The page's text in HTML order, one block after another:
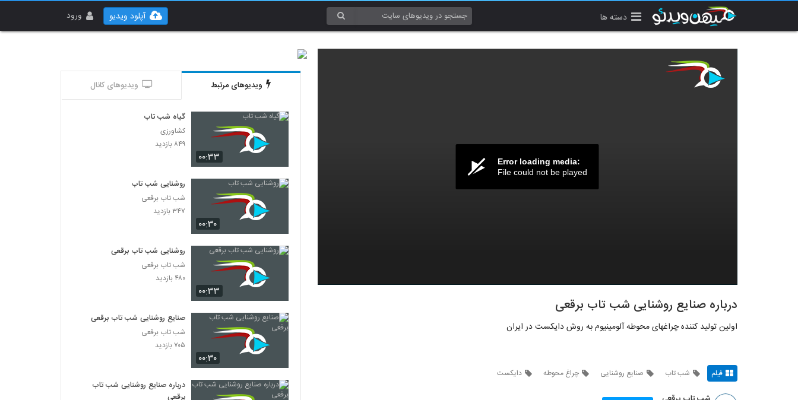
دسته ها ورود آپلود ویدیو
Error loading media:
File could not be played
درباره صنایع روشنایی شب تاب برقعی
اولین تولید کننده چراغهای محوطه آلومینیوم به روش دایکست در ایران
فیلم شب تاب صنایع روشنایی چراغ محوطه دایکست
ویدیوهای مرتبط ویدیوهای کانال
۰۰:۳۳
گیاه شب تاب
کشاورزی
۸۴۹ بازدید
۰۰:۳۰
روشنایی شب تاب
شب تاب برقعی
۳۴۷ بازدید
۰۰:۳۳
روشنایی شب تاب برقعی
شب تاب برقعی
۴۸۰ بازدید
۰۰:۳۰
صنایع روشنایی شب تاب برقعی
شب تاب برقعی
۷۰۵ بازدید
درباره صنایع روشنایی شب تاب
برقعی